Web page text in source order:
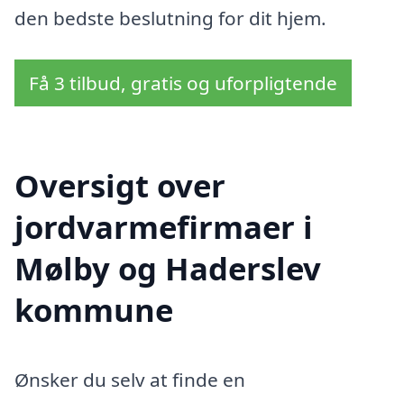
den bedste beslutning for dit hjem.
Få 3 tilbud, gratis og uforpligtende
Oversigt over
jordvarmefirmaer i
Mølby og Haderslev
kommune
Ønsker du selv at finde en